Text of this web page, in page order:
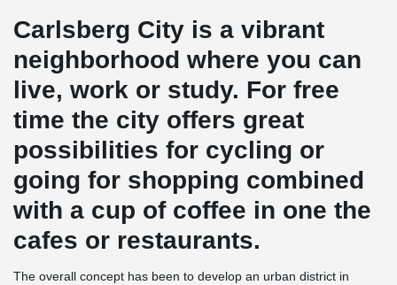
Carlsberg City is a vibrant
neighborhood where you can
live, work or study. For free
time the city offers great
possibilities for cycling or
going for shopping combined
with a cup of coffee in one the
cafes or restaurants.
The overall concept has been to develop an urban district in